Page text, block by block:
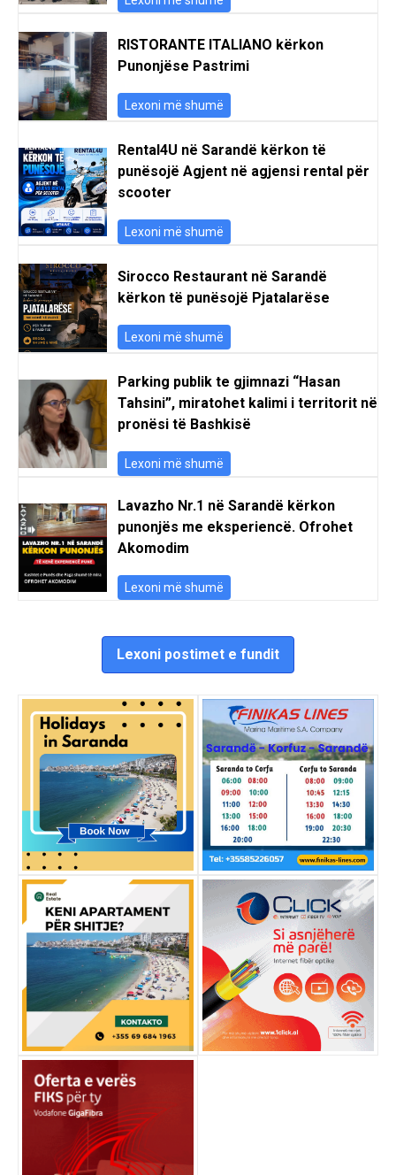
RISTORANTE ITALIANO kërkon
Punonjëse Pastrimi
Lexoni më shumë
Rental4U në Sarandë kërkon të
punësojë Agjent në agjensi rental për
scooter
Lexoni më shumë
Sirocco Restaurant në Sarandë
kërkon të punësojë Pjatalarëse
Lexoni më shumë
Parking publik te gjimnazi “Hasan
Tahsini”, miratohet kalimi i territorit në
pronësi të Bashkisë
Lexoni më shumë
Lavazho Nr.1 në Sarandë kërkon
punonjës me eksperiencë. Ofrohet
Akomodim
Lexoni më shumë
Lexoni postimet e fundit